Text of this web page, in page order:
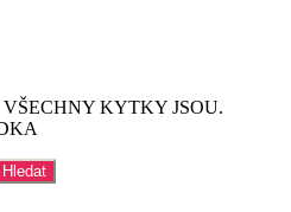
KYTKY JSOU.